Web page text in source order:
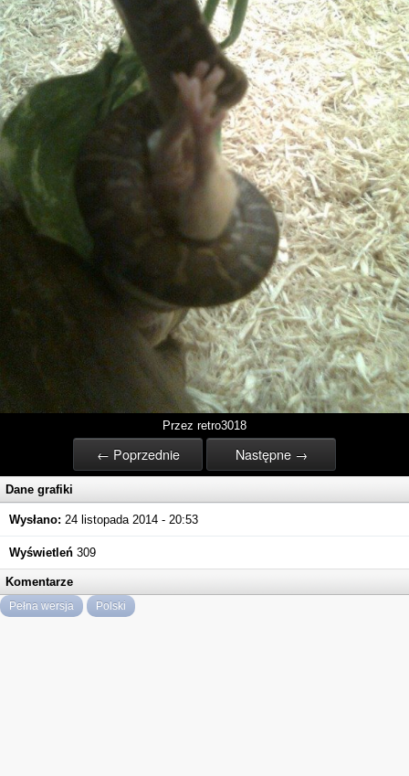
Przez retro3018
← Poprzednie Następne →
Dane grafiki
Wysłano: 24 listopada 2014 - 20:53
Wyświetleń 309
Komentarze
Pełna wersja Polski